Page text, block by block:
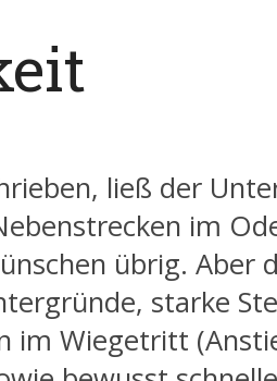
ließ der
im
übrig. Aber
starke
im Wiegetritt